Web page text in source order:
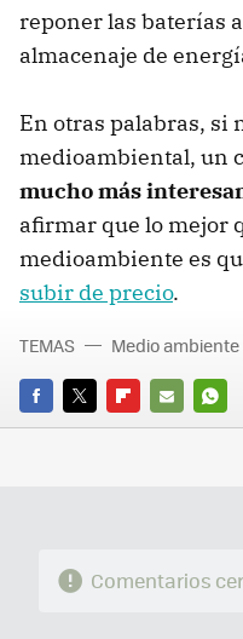
reponer las baterías
almacenaje de
En otras palabras, si
medioambiental, un
mucho más
afirmar que lo mejor
medioambiente es
subir de precio.
FACEBOOK
TWITTERFLIPBOARD
E-
TEMAS Medio ambiente
Comentarios